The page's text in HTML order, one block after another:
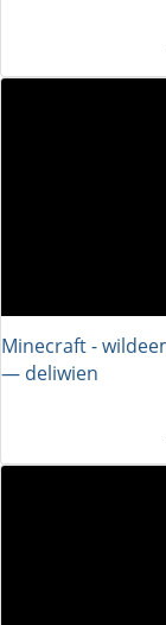
Minecraft -
― deliwien